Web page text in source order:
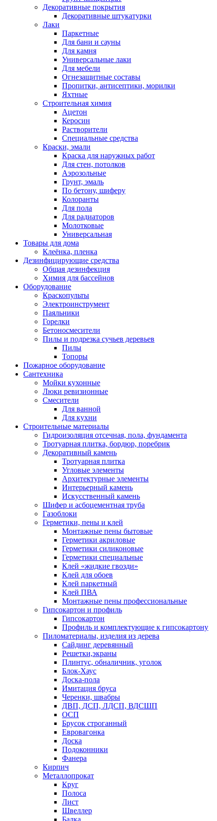
Декоративные покрытия
Декоративные штукатурки
Лаки
Паркетные
Для бани и сауны
Для камня
Универсальные лаки
Для мебели
Огнезащитные составы
Пропитки, антисептики, морилки
Яхтные
Строительная химия
Ацетон
Керосин
Растворители
Специальные средства
Краски, эмали
Краска для наружных работ
Для стен, потолков
Аэрозольные
Грунт, эмаль
По бетону, шиферу
Колоранты
Для пола
Для радиаторов
Молотковые
Универсальная
Товары для дома
Клеёнка, пленка
Дезинфицирующие средства
Общая дезинфекция
Химия для бассейнов
Оборудование
Краскопульты
Электроинструмент
Паяльники
Горелки
Бетоносмесители
Пилы и подрезка сучьев деревьев
Пилы
Топоры
Пожарное оборудование
Сантехника
Мойки кухонные
Люки ревизионные
Смесители
Для ванной
Для кухни
Строительные материалы
Гидроизоляция отсечная, пола, фундамента
Тротуарная плитка, бордюр, поребрик
Декоративный камень
Тротуарная плитка
Угловые элементы
Архитектурные элементы
Интерьерный камень
Искусственный камень
Шифер и асбоцементная труба
Газоблоки
Герметики, пены и клей
Монтажные пены бытовые
Герметики акриловые
Герметики силиконовые
Герметики специальные
Клей «жидкие гвозди»
Клей для обоев
Клей паркетный
Клей ПВА
Монтажные пены профессиональные
Гипсокартон и профиль
Гипсокартон
Профиль и комплектующие к гипсокартону
Пиломатериалы, изделия из дерева
Сайдинг деревянный
Решетки,экраны
Плинтус, обналичник, уголок
Блок-Хаус
Доска-пола
Имитация бруса
Черенки, швабры
ДВП, ДСП, ЛДСП, ВДСШП
ОСП
Брусок строганный
Евровагонка
Доска
Подоконники
Фанера
Кирпич
Металлопрокат
Круг
Полоса
Лист
Швеллер